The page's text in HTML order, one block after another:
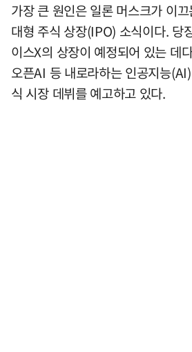
가장 큰 원인은 일론 머스크가 이
대형 주식 상장(IPO) 소식이다. 당
이스X의 상장이 예정되어 있는 데
오픈AI 등 내로라하는 인공지능
식 시장 데뷔를 예고하고 있다.